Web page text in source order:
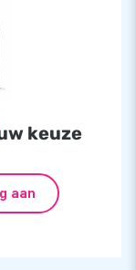
keuze
aan